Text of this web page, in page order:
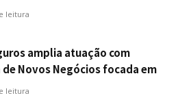
baseada em IA
leitura
amplia atuação com
Novos Negócios focada em
Bancos e Seguradoras
leitura